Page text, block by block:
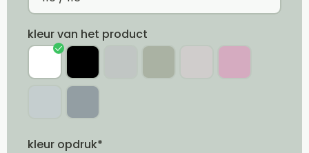
kleur van het product
kleur opdruk*